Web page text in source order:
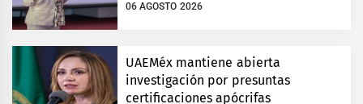
06 AGOSTO 2026
UAEMéx mantiene abierta
investigación por presuntas
certificaciones apócrifas